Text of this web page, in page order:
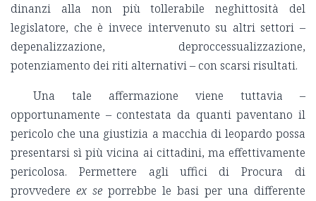
dinanzi alla non più tollerabile neghittosità del
legislatore, che è invece intervenuto su altri settori –
depenalizzazione, deproccessualizzazione,
potenziamento dei riti alternativi – con scarsi risultati.
Una tale affermazione viene tuttavia –
opportunamente – contestata da quanti paventano il
pericolo che una giustizia a macchia di leopardo possa
presentarsi sì più vicina ai cittadini, ma effettivamente
pericolosa. Permettere agli uffici di Procura di
provvedere ex se porrebbe le basi per una differente